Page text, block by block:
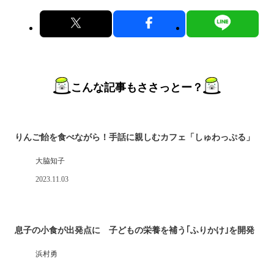
こんな記事もささっとー？
りんご飴を食べながら！手話に親しむカフェ「しゅわっぷる」
大脇知子
2023.11.03
息子の小食が出発点に 子どもの栄養を補う｢ふりかけ｣を開発
浜村勇